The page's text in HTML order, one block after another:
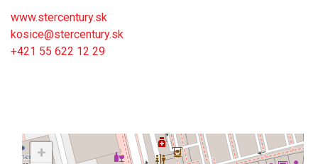
www.stercentury.sk
kosice@stercentury.sk
+421 55 622 12 29
+